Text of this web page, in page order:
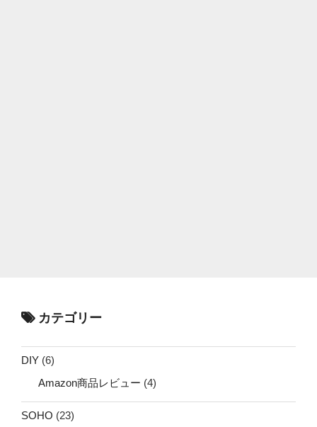
カテゴリー
DIY (6)
Amazon商品レビュー (4)
SOHO (23)